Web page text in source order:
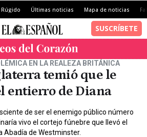
Rúgido Últimas noticias Mapa de noticias
EN LA REALEZA BRITÁNICA
temió que le
entierro de Diana
de ser el enemigo público número
vivo el cortejo fúnebre que llevó el
Abadía de Westminster.